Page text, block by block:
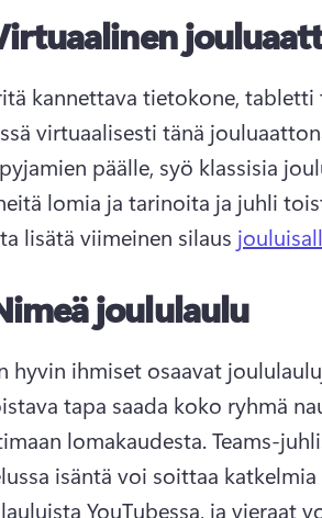
kannettava tietokone, tabletti
virtuaalisesti tänä
päälle, syö klassisia
lisätä viimeinen silaus
joululaulu
hyvin ihmiset osaavat
tapa saada koko ryhmä
lomakaudesta. Teams-
isäntä voi soittaa